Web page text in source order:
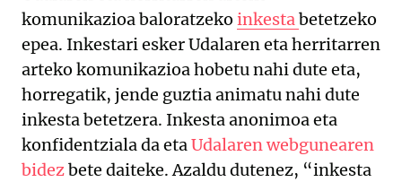
komunikazioa baloratzeko inkestabetetzeko
epea. Inkestari esker Udalaren eta herritarren
arteko komunikazioa hobetu nahi dute eta,
horregatik, jende guztia animatu nahi dute
inkesta betetzera. Inkesta anonimoa eta
konfidentziala da etaUdalaren webgunearen
bidezbete daiteke. Azaldu dutenez, “inkesta